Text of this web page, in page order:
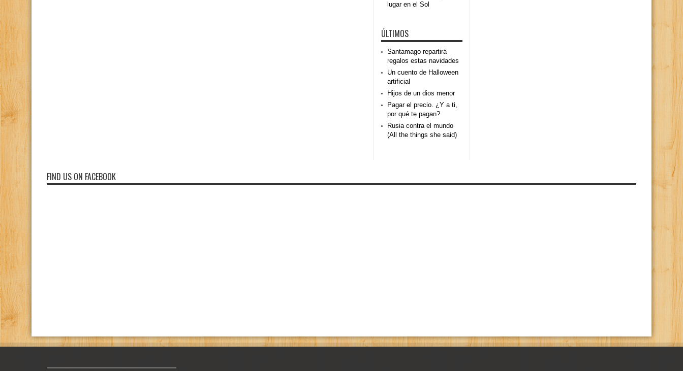
lugar en el Sol
ÚLTIMOS
Santamago repartirá
regalos estas navidades
Un cuento de Halloween
artificial
Hijos de un dios menor
Pagar el precio. ¿Y a ti,
por qué te pagan?
Rusia contra el mundo
(All the things she said)
FIND US ON FACEBOOK